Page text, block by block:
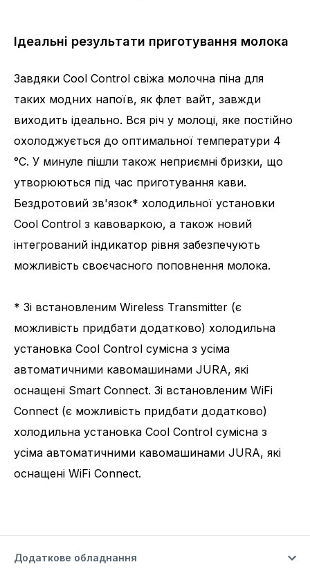
Ідеальні результати приготування молока
Завдяки Cool Control свіжа молочна піна для
таких модних напоїв, як флет вайт, завжди
виходить ідеально. Вся річ у молоці, яке постійно
охолоджується до оптимальної температури 4
°С. У минуле пішли також неприємні бризки, що
утворюються під час приготування кави.
Бездротовий зв'язок* холодильної установки
Cool Control з кавоваркою, а також новий
інтегрований індикатор рівня забезпечують
можливість своєчасного поповнення молока.
* Зі встановленим Wireless Transmitter (є
можливість придбати додатково) холодильна
установка Cool Control сумісна з усіма
автоматичними кавомашинами JURA, які
оснащені Smart Connect. Зі встановленим WiFi
Connect (є можливість придбати додатково)
холодильна установка Cool Control сумісна з
усіма автоматичними кавомашинами JURA, які
оснащені WiFi Connect.
Додаткове обладнання